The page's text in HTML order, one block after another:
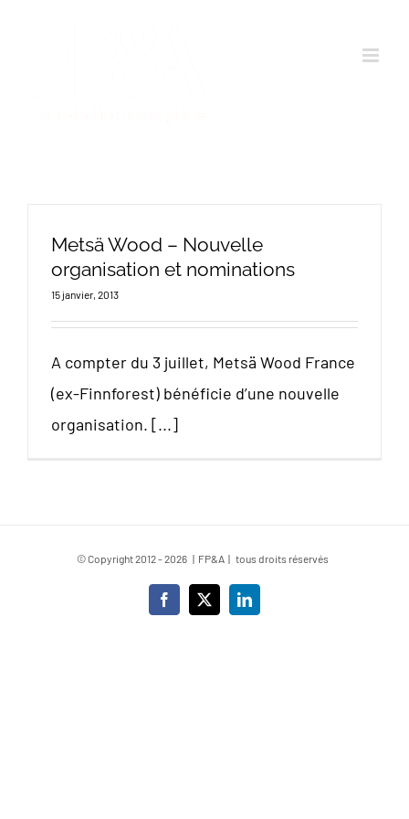
Metsä Wood – Nouvelle
organisation et nominations
15 janvier, 2013
A compter du 3 juillet, Metsä Wood France
(ex-Finnforest) bénéficie d’une nouvelle
organisation. [...]
© Copyright 2012 -2026 | FP&A | tous droits réservés
Facebook
X LinkedIn